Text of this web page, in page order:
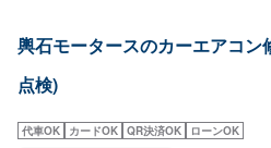
輿石モータースのカーエアコン
点検)
代車OK カードOK QR決済OK ローンOK